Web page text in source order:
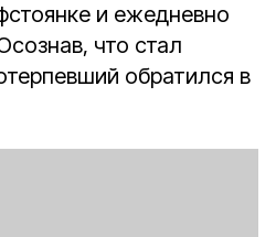
и ежедневно
что стал
обратился в